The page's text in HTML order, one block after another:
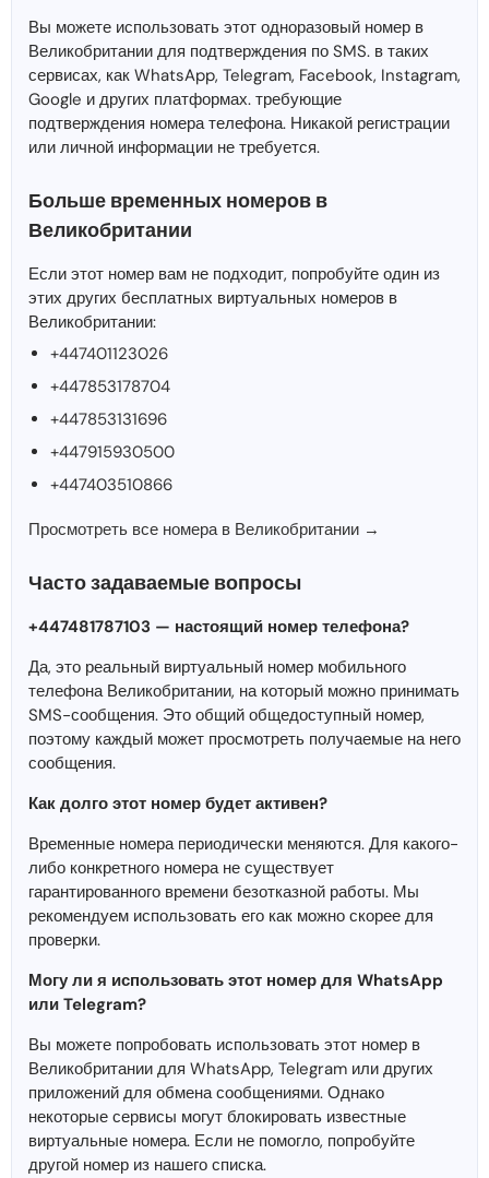
Вы можете использовать этот одноразовый номер в
Великобритании для подтверждения по SMS. в таких
сервисах, как WhatsApp, Telegram, Facebook, Instagram,
Google и других платформах. требующие
подтверждения номера телефона. Никакой регистрации
или личной информации не требуется.
Больше временных номеров в
Великобритании
Если этот номер вам не подходит, попробуйте один из
этих других бесплатных виртуальных номеров в
Великобритании:
+447401123026
+447853178704
+447853131696
+447915930500
+447403510866
Просмотреть все номера в Великобритании →
Часто задаваемые вопросы
+447481787103 — настоящий номер телефона?
Да, это реальный виртуальный номер мобильного
телефона Великобритании, на который можно принимать
SMS-сообщения. Это общий общедоступный номер,
поэтому каждый может просмотреть получаемые на него
сообщения.
Как долго этот номер будет активен?
Временные номера периодически меняются. Для какого-
либо конкретного номера не существует
гарантированного времени безотказной работы. Мы
рекомендуем использовать его как можно скорее для
проверки.
Могу ли я использовать этот номер для WhatsApp
или Telegram?
Вы можете попробовать использовать этот номер в
Великобритании для WhatsApp, Telegram или других
приложений для обмена сообщениями. Однако
некоторые сервисы могут блокировать известные
виртуальные номера. Если не помогло, попробуйте
другой номер из нашего списка.